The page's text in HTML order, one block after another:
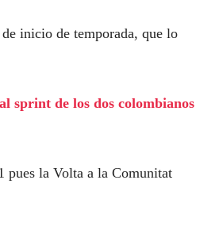
inicio de temporada, que lo
sprint de los dos colombianos
pues la Volta a la Comunitat